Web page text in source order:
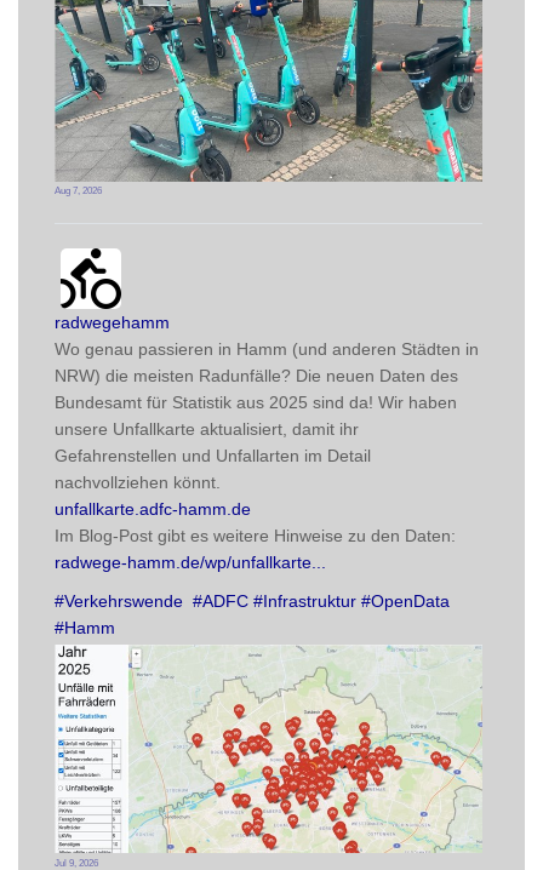
Aug 7, 2026
radwegehamm avatar
radwegehamm
Wo genau passieren in Hamm (und anderen Städten in
NRW) die meisten Radunfälle? Die neuen Daten des
Bundesamt für Statistik aus 2025 sind da! Wir haben
unsere Unfallkarte aktualisiert, damit ihr
Gefahrenstellen und Unfallarten im Detail
nachvollziehen könnt.
unfallkarte.adfc-hamm.de
Im Blog-Post gibt es weitere Hinweise zu den Daten:
radwege-hamm.de/wp/unfallkarte
#Verkehrswende #ADFC #Infrastruktur #OpenData
#Hamm
Jul 9, 2026